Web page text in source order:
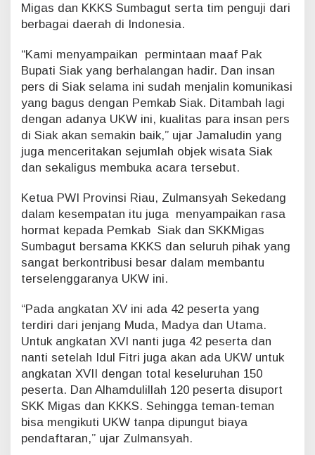
k
a
n
X
V
d
n
X
V
I
Migas dan KKKS Sumbagut serta tim penguji dari
berbagai daerah di Indonesia.
“Kami menyampaikan permintaan maaf Pak
Bupati Siak yang berhalangan hadir. Dan insan
pers di Siak selama ini sudah menjalin komunikasi
yang bagus dengan Pemkab Siak. Ditambah lagi
dengan adanya UKW ini, kualitas para insan pers
di Siak akan semakin baik,” ujar Jamaludin yang
juga menceritakan sejumlah objek wisata Siak
dan sekaligus membuka acara tersebut.
Ketua PWI Provinsi Riau, Zulmansyah Sekedang
dalam kesempatan itu juga menyampaikan rasa
hormat kepada Pemkab Siak dan SKKMigas
Sumbagut bersama KKKS dan seluruh pihak yang
sangat berkontribusi besar dalam membantu
terselenggaranya UKW ini.
“Pada angkatan XV ini ada 42 peserta yang
terdiri dari jenjang Muda, Madya dan Utama.
Untuk angkatan XVI nanti juga 42 peserta dan
nanti setelah Idul Fitri juga akan ada UKW untuk
angkatan XVII dengan total keseluruhan 150
peserta. Dan Alhamdulillah 120 peserta disuport
SKK Migas dan KKKS. Sehingga teman-teman
bisa mengikuti UKW tanpa dipungut biaya
pendaftaran,” ujar Zulmansyah.